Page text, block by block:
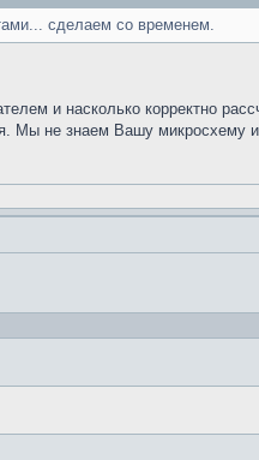
сделаем со временем.
и насколько корректно
Мы не знаем Вашу микросхему